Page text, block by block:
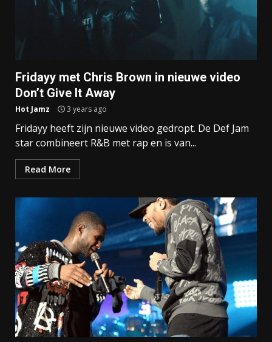
Fridayy met Chris Brown in nieuwe video
Don’t Give It Away
Hot Jamz 3 years ago
Fridayy heeft zijn nieuwe video gedropt. De Def Jam
star combineert R&B met rap en is van...
Read More